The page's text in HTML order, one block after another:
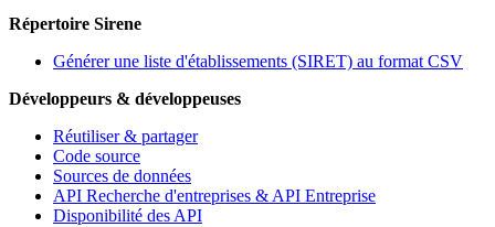
Répertoire Sirene
Générer une liste d'établissements (SIRET) au format CSV
Développeurs & développeuses
Réutiliser & partager
Code source
Sources de données
API Recherche d'entreprises & API Entreprise
Disponibilité des API